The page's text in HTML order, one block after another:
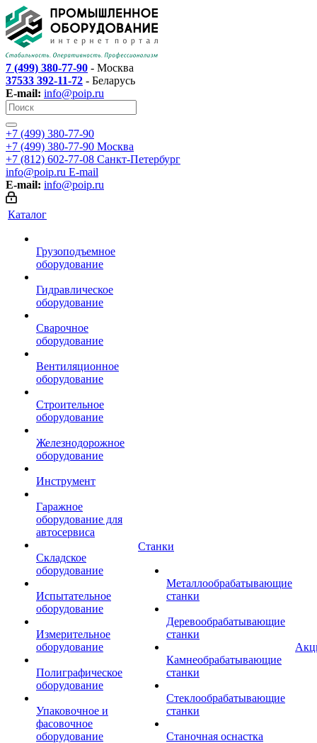
7 (499) 380-77-90 - Москва
37533 392-11-72 - Беларусь
E-mail: info@poip.ru
+7 (499) 380-77-90
+7 (499) 380-77-90 Москва
+7 (812) 602-77-08 Санкт-Петербург
info@poip.ru E-mail
E-mail: info@poip.ru
Каталог
Грузоподъемное
оборудование
Гидравлическое
оборудование
Сварочное
оборудование
Вентиляционное
оборудование
Строительное
оборудование
Железнодорожное
оборудование
Инструмент
Гаражное
оборудование для
автосервиса
Складское
оборудование
Испытательное
оборудование
Измерительное
оборудование
Полиграфическое
оборудование
Упаковочное и
фасовочное
оборудование
Станки
Металлообрабатывающие
станки
Деревообрабатывающие
станки
Камнеобрабатывающие
станки
Стеклообрабатывающие
станки
Станочная оснастка